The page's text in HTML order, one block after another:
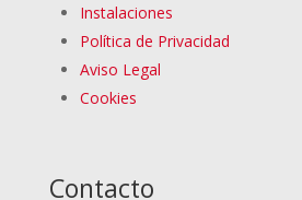
Instalaciones
Política de Privacidad
Aviso Legal
Cookies
Contacto